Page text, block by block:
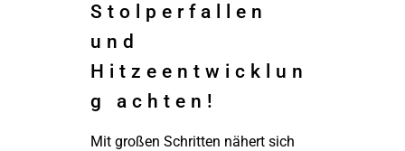
Stolperfallen
und
Hitzeentwicklun
g achten!
Mit großen Schritten nähert sich